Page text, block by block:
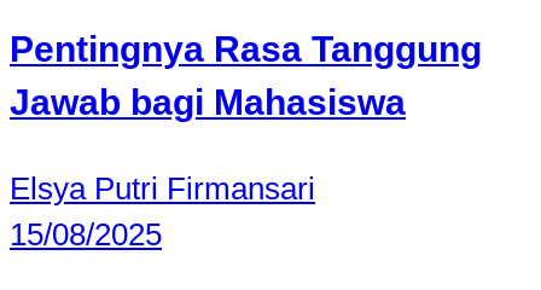
Pentingnya Rasa Tanggung
Jawab bagi Mahasiswa
Elsya Putri Firmansari
15/08/2025